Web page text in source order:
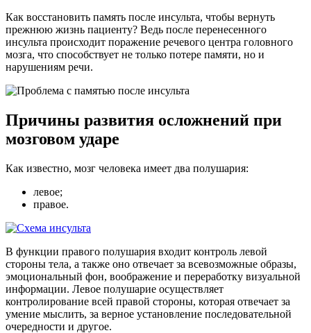
Как восстановить память после инсульта, чтобы вернуть
прежнюю жизнь пациенту? Ведь после перенесенного
инсульта происходит поражение речевого центра головного
мозга, что способствует не только потере памяти, но и
нарушениям речи.
Причины развития осложнений при
мозговом ударе
Как известно, мозг человека имеет два полушария:
левое;
правое.
В функции правого полушария входит контроль левой
стороны тела, а также оно отвечает за всевозможные образы,
эмоциональный фон, воображение и переработку визуальной
информации. Левое полушарие осуществляет
контролирование всей правой стороны, которая отвечает за
умение мыслить, за верное установление последовательной
очередности и другое.